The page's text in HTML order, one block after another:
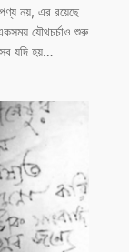
নয়, এর রয়েছে
যৌথচর্চাও শুরু
যদি হয়…